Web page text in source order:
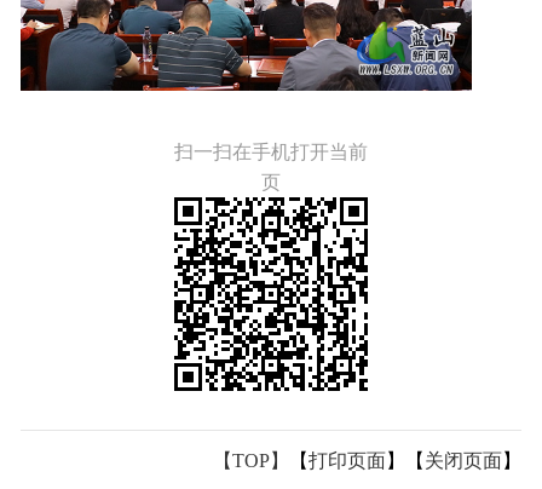
扫一扫在手机打开当前
页
【TOP】 【打印页面】【 关闭页面】